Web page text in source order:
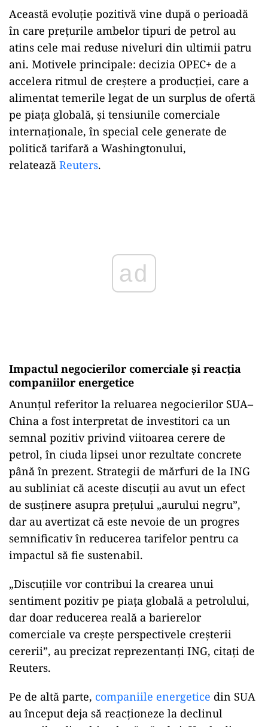
Această evoluție pozitivă vine după o perioadă
în care prețurile ambelor tipuri de petrol au
atins cele mai reduse niveluri din ultimii patru
ani. Motivele principale: decizia OPEC+ de a
accelera ritmul de creștere a producției, care a
alimentat temerile legat de un surplus de ofertă
pe piața globală, și tensiunile comerciale
internaționale, în special cele generate de
politică tarifară a Washingtonului,
relatează Reuters.
Impactul negocierilor comerciale și reacția
companiilor energetice
Anunțul referitor la reluarea negocierilor SUA–
China a fost interpretat de investitori ca un
semnal pozitiv privind viitoarea cerere de
petrol, în ciuda lipsei unor rezultate concrete
până în prezent. Strategii de mărfuri de la ING
au subliniat că aceste discuții au avut un efect
de susținere asupra prețului „aurului negru”,
dar au avertizat că este nevoie de un progres
semnificativ în reducerea tarifelor pentru ca
impactul să fie sustenabil.
„Discuțiile vor contribui la crearea unui
sentiment pozitiv pe piața globală a petrolului,
dar doar reducerea reală a barierelor
comerciale va crește perspectivele creșterii
cererii”, au precizat reprezentanți ING, citați de
Reuters.
Pe de altă parte, companiile energetice din SUA
au început deja să reacționeze la declinul